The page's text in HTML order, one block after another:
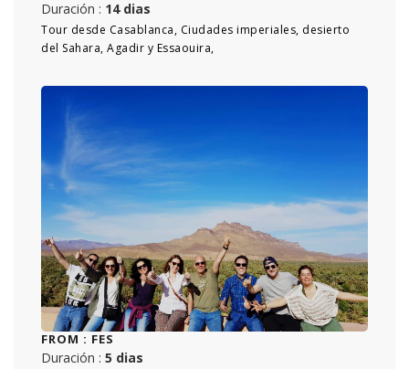
Duración : 14 dias
Tour desde Casablanca, Ciudades imperiales, desierto
del Sahara, Agadir y Essaouira,
FROM : FES
Duración : 5 dias